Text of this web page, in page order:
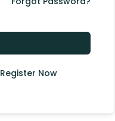
Register Now